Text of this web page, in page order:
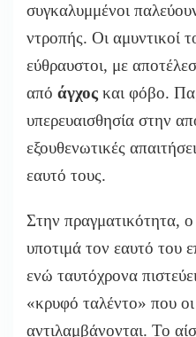
συγκαλυμμένοι
ντροπής. Οι αμυντικοί
εύθραυστοι, με
από άγχος και φόβο.
υπερευαισθησία στην
εξουθενωτικές
εαυτό τους.
Στην πραγματικότητα,
υποτιμά τον εαυτό του
ενώ ταυτόχρονα
«κρυφό ταλέντο» που οι
αντιλαμβάνονται. Το